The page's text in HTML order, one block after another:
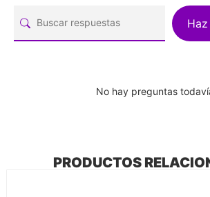
No hay preguntas
PRODUCTOS